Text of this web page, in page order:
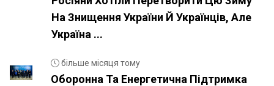
На Знищення України Й Українців, Але
Україна ...
більше місяця тому
Оборонна Та Енергетична Підтримка